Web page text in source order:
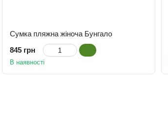
Сумка пляжна жіноча Бунгало
845 грн
В наявності